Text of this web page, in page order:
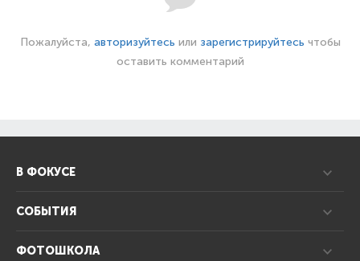
Пожалуйста, авторизуйтесь или зарегистрируйтесь чтобы
оставить комментарий
В ФОКУСЕ
СОБЫТИЯ
ФОТОШКОЛА